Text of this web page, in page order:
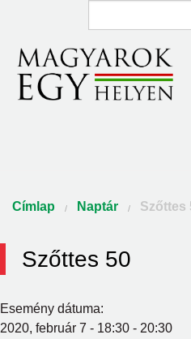
Jelenlegi hely
Címlap Naptár Szőttes
Szőttes 50
Esemény dátuma:
2020, február 7 - 18:30 - 20:30